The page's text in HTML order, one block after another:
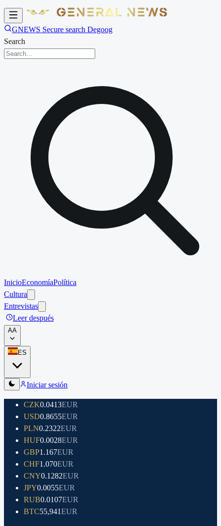
GNEWS Secure search Degoog
Search
InicioEconomíaPolítica
Cultura
Entrevistas
Leer después
AA
ES
Iniciar sesión
CZK0.0413EUR
USD0.8655EUR
PLN0.2322EUR
HUF0.0028EUR
GBP1.167EUR
CHF1.070EUR
CNY0.1282EUR
JPY0.0055EUR
RUB0.0107EUR
BTC55,941EUR